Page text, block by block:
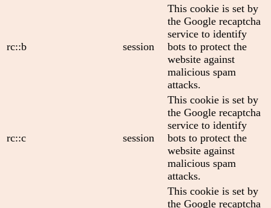
rc::b session
This cookie is set by
the Google recaptcha
service to identify
bots to protect the
website against
malicious spam
attacks.
rc::c session
This cookie is set by
the Google recaptcha
service to identify
bots to protect the
website against
malicious spam
attacks.
This cookie is set by
the Google recaptcha